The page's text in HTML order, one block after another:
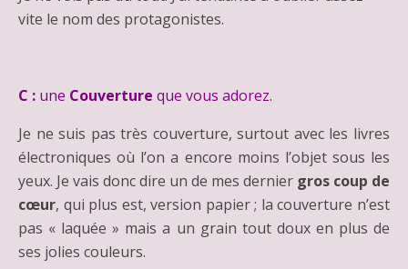
vite le nom des protagonistes.
C : une Couverture que vous adorez.
Je ne suis pas très couverture, surtout avec les livres
électroniques où l’on a encore moins l’objet sous les
yeux. Je vais donc dire un de mes dernier gros coup de
cœur, qui plus est, version papier ; la couverture n’est
pas « laquée » mais a un grain tout doux en plus de
ses jolies couleurs.